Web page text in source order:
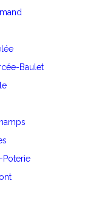
Baulet